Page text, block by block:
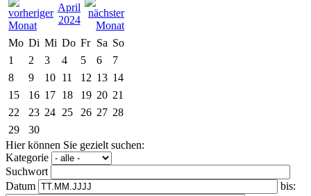
April
2024
Mo Di Mi Do Fr Sa So
1
2 3 4 5 6
7
8
9 10 11 12 13 14
15
16 17 18 19 20 21
22
23 24 25 26 27 28
29
30
Hier können Sie gezielt suchen:
Kategorie
Suchwort
Datum
bis: